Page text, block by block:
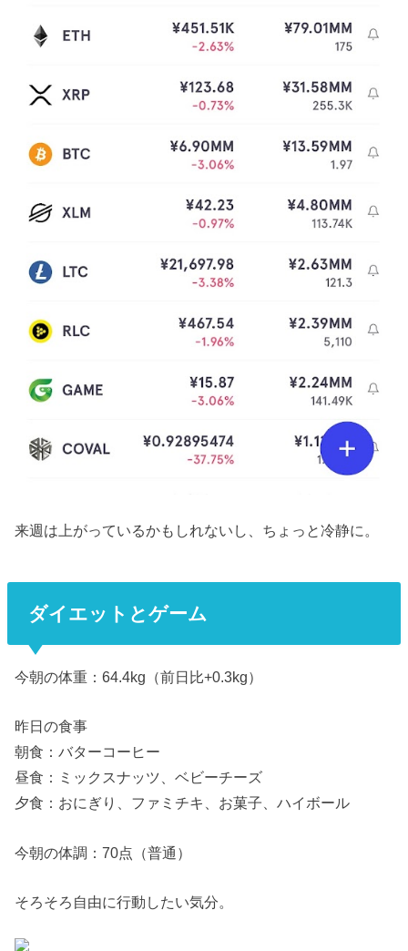
来週は上がっているかもしれないし、ちょっと冷静に。
ダイエットとゲーム
今朝の体重：64.4kg（前日比+0.3kg）
昨日の食事
朝食：バターコーヒー
昼食：ミックスナッツ、ベビーチーズ
夕食：おにぎり、ファミチキ、お菓子、ハイボール
今朝の体調：70点（普通）
そろそろ自由に行動したい気分。